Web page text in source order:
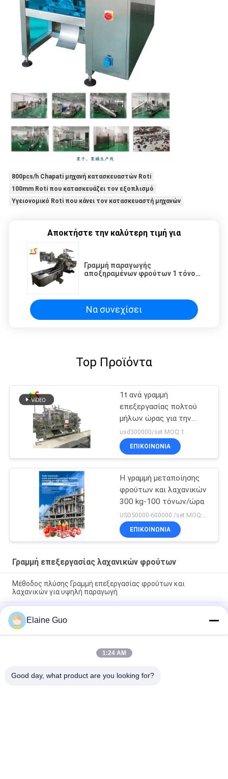
800pcs/h Chapati μηχανή κατασκευαστών Roti
100mm Roti που κατασκευάζει τον εξοπλισμό
Υγειονομικό Roti που κάνει τον κατασκευαστή μηχανών
Αποκτήστε την καλύτερη τιμή για
Γραμμή παραγωγής
αποξηραμένων φρούτων 1 τόνος
Να συνεχίσει
Top Προϊόντα
1t ανά γραμμή
επεξεργασίας πολτού
μήλων ώρας για την
ενζυμική παραγωγή
usd300000/set MOQ:1
ΕΠΙΚΟΙΝΩΝΊΑ
Η γραμμή μεταποίησης
φρούτων και λαχανικών
300 kg-100 τόνων/ώρα
USD50000-600000 /set MOQ:1 Σετ
ΕΠΙΚΟΙΝΩΝΊΑ
Γραμμή επεξεργασίας λαχανικών φρούτων
Μέθοδος πλύσης Γραμμή επεξεργασίας φρούτων και
λαχανικών για υψηλή παραγωγή
304 από ανοξείδωτο χάλυβα Τροφική κατηγορία
Αυτοματοποιημένη γραμμή επεξεργασίας φρούτων και
λαχανικών Υψηλή απόδοση
Γραμμή επεξεργασίας φρούτων και λαχανικών
χωρητικότητας 1-5 τόνων/ώρα με παροχή υπηρεσιών μετά
Elaine Guo
1:24 AM
Good day, what product are you looking for?